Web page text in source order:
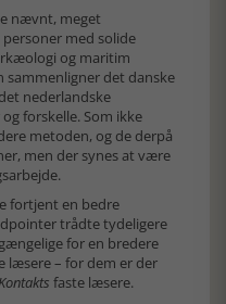
nævnt, meget
med solide
og maritim
sammenligner det danske
nederlandske
forskelle. Som ikke
metoden, og de derpå
men der synes at være
fortjent en bedre
trådte tydeligere
for en bredere
læsere – for dem er der
faste læsere.